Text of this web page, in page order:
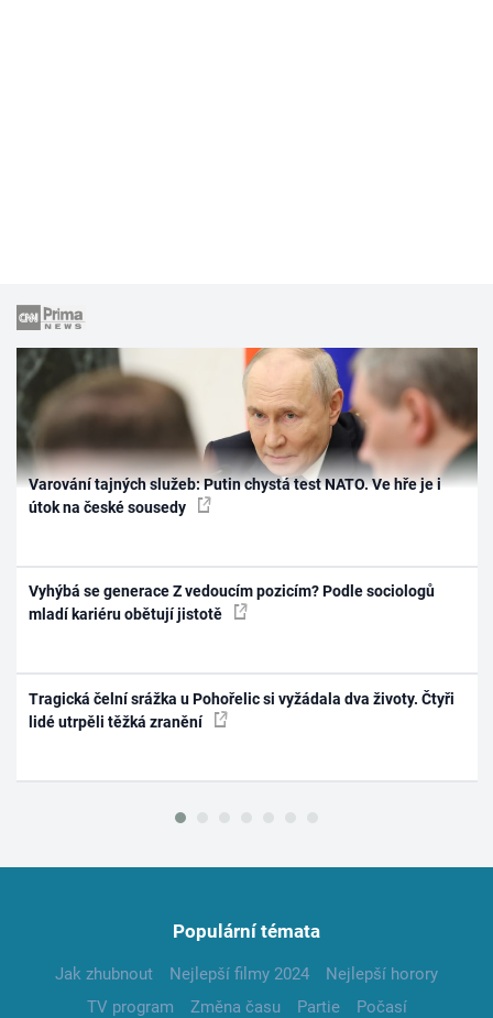
Varování tajných služeb: Putin chystá test NATO. Ve hře je i
útok na české sousedy
Vyhýbá se generace Z vedoucím pozicím? Podle sociologů
mladí kariéru obětují jistotě
Tragická čelní srážka u Pohořelic si vyžádala dva životy. Čtyři
lidé utrpěli těžká zranění
Populární témata
Jak zhubnout Nejlepší filmy 2024
Nejlepší horory
TV program
Změna času Partie
Počasí